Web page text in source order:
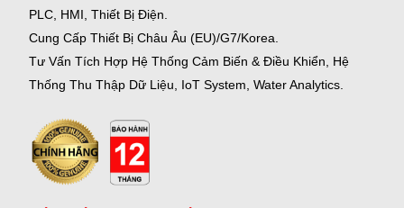
PLC, HMI, Thiết Bị Điện.
Cung Cấp Thiết Bị Châu Âu (EU)/G7/Korea.
Tư Vấn Tích Hợp Hệ Thống Cảm Biến & Điều Khiển, Hệ
Thống Thu Thập Dữ Liệu, IoT System, Water Analytics.